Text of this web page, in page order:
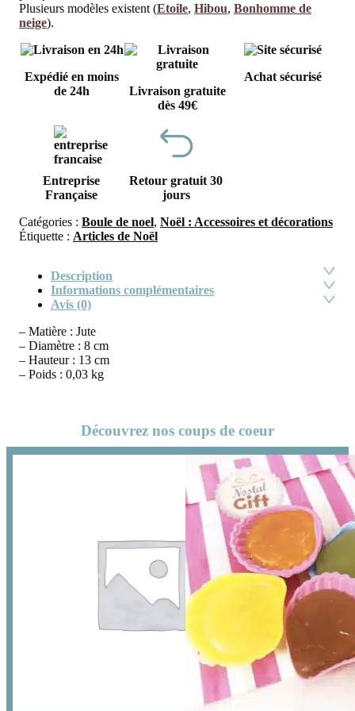
Plusieurs modèles existent (Etoile, Hibou, Bonhomme de
neige).
Expédié en moins
de 24h
Livraison gratuite
dès 49€
Achat sécurisé
Entreprise
Française
Retour gratuit 30
jours
Catégories : Boule de noel, Noël : Accessoires et décorations
Étiquette : Articles de Noël
Description
Informations complémentaires
Avis (0)
– Matière : Jute
– Diamètre : 8 cm
– Hauteur : 13 cm
– Poids : 0,03 kg
Découvrez nos coups de coeur